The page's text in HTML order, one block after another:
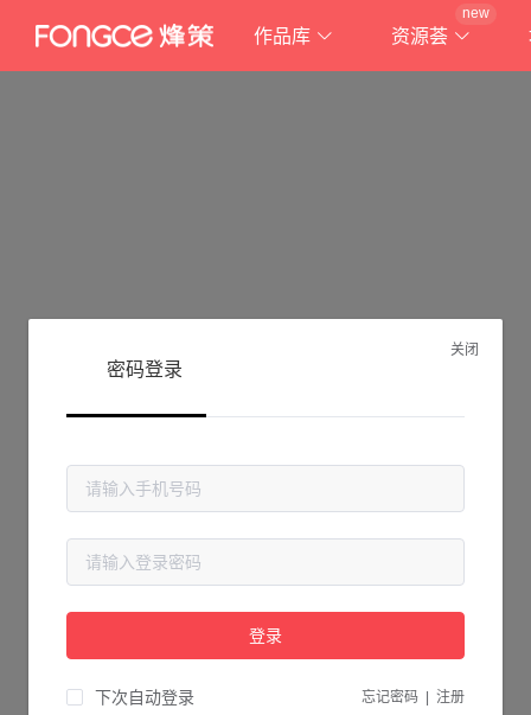
作品库 资源荟
new
抱歉!
请检查您输入的网址是否正确，或点击下面的按钮返回首页。
关闭
密码登录
登录
下次自动登录 忘记密码 注册